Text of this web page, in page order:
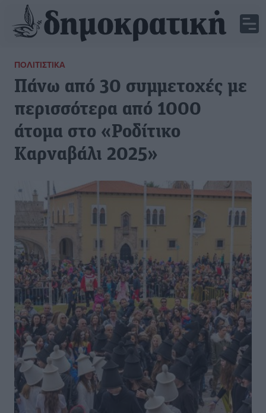
ΠΟΛΙΤΙΣΤΙΚΆ
Πάνω από 30 συμμετοχές με
περισσότερα από 1000
άτομα στο «Ροδίτικο
Καρναβάλι 2025»